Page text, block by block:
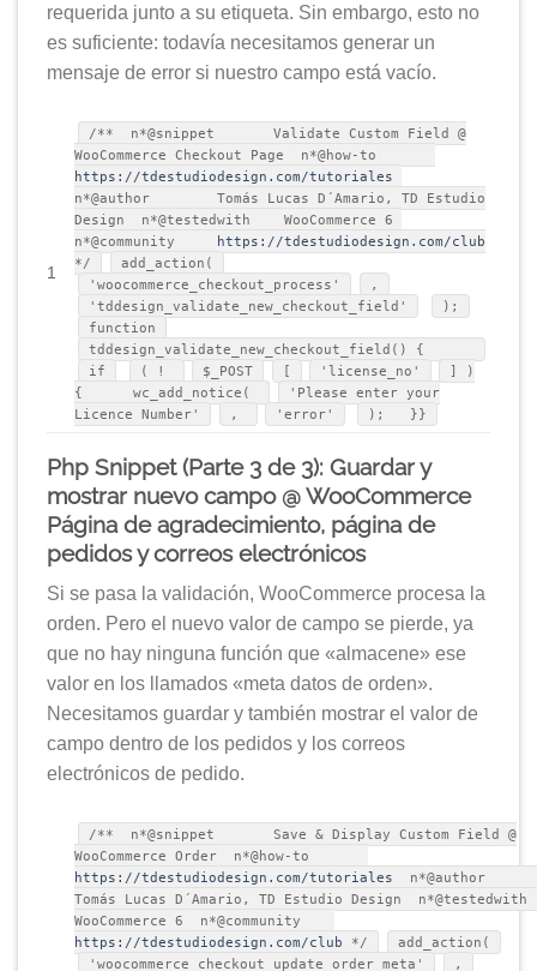
requerida junto a su etiqueta. Sin embargo, esto no
es suficiente: todavía necesitamos generar un
mensaje de error si nuestro campo está vacío.
1
/** n*@snippet Validate Custom Field @
WooCommerce Checkout Page n*@how-to
https://tdestudiodesign.com/tutoriales
n*@author Tomás Lucas D´Amario, TD Estudio
Design n*@testedwith WooCommerce 6
n*@community
https://tdestudiodesign.com/club
*/
add_action(
'woocommerce_checkout_process'
,
'tddesign_validate_new_checkout_field'
);
function
tddesign_validate_new_checkout_field() {
if
( ! $_POST [ 'license_no'
] )
{ wc_add_notice(
'Please enter your
Licence Number'
, 'error' ); }}
Php Snippet (Parte 3 de 3): Guardar y
mostrar nuevo campo @ WooCommerce
Página de agradecimiento, página de
pedidos y correos electrónicos
Si se pasa la validación, WooCommerce procesa la
orden. Pero el nuevo valor de campo se pierde, ya
que no hay ninguna función que «almacene» ese
valor en los llamados «meta datos de orden».
Necesitamos guardar y también mostrar el valor de
campo dentro de los pedidos y los correos
electrónicos de pedido.
/** n*@snippet Save & Display Custom Field @
WooCommerce Order n*@how-to
https://tdestudiodesign.com/tutoriales
Tomás Lucas D´Amario, TD Estudio Design
WooCommerce 6 n*@community
https://tdestudiodesign.com/club */
add_action(
'woocommerce_checkout_update_order_meta'
,